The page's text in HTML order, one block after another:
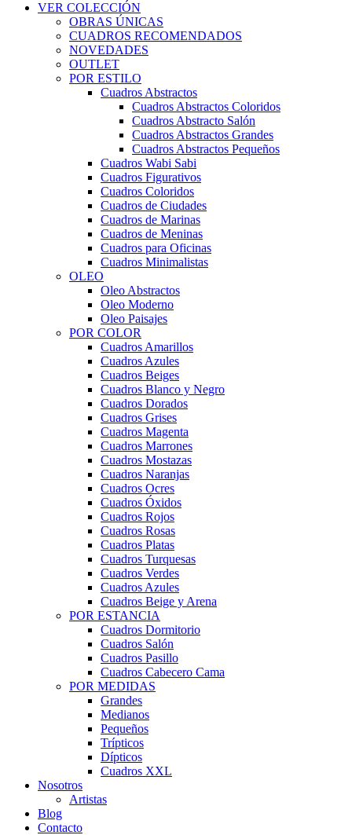
VER COLECCIÓN
OBRAS ÚNICAS
CUADROS RECOMENDADOS
NOVEDADES
OUTLET
POR ESTILO
Cuadros Abstractos
Cuadros Abstractos Coloridos
Cuadros Abstracto Salón
Cuadros Abstractos Grandes
Cuadros Abstractos Pequeños
Cuadros Wabi Sabi
Cuadros Figurativos
Cuadros Coloridos
Cuadros de Ciudades
Cuadros de Marinas
Cuadros de Meninas
Cuadros para Oficinas
Cuadros Minimalistas
OLEO
Oleo Abstractos
Oleo Moderno
Oleo Paisajes
POR COLOR
Cuadros Amarillos
Cuadros Azules
Cuadros Beiges
Cuadros Blanco y Negro
Cuadros Dorados
Cuadros Grises
Cuadros Magenta
Cuadros Marrones
Cuadros Mostazas
Cuadros Naranjas
Cuadros Ocres
Cuadros Óxidos
Cuadros Rojos
Cuadros Rosas
Cuadros Platas
Cuadros Turquesas
Cuadros Verdes
Cuadros Azules
Cuadros Beige y Arena
POR ESTANCIA
Cuadros Dormitorio
Cuadros Salón
Cuadros Pasillo
Cuadros Cabecero Cama
POR MEDIDAS
Grandes
Medianos
Pequeños
Trípticos
Dípticos
Cuadros XXL
Nosotros
Artistas
Blog
Contacto